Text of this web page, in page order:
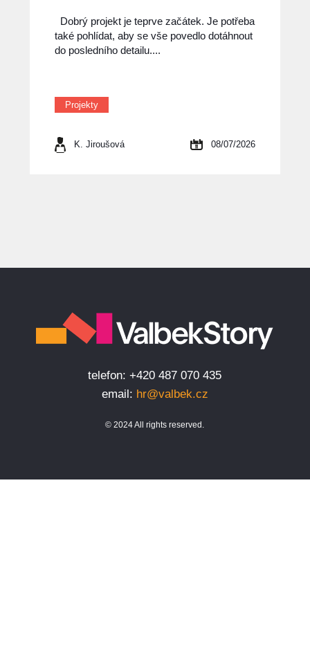
Dobrý projekt je teprve začátek. Je potřeba
také pohlídat, aby se vše povedlo dotáhnout
do posledního detailu....
Projekty
K. Jiroušová 08/07/2026
telefon: +420 487 070 435
email: hr@valbek.cz
© 2024 All rights reserved.